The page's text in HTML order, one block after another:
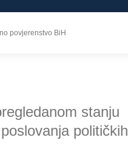
povjerenstvo BiH
stanju
političkih